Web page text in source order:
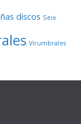
discos Seix
Virumbrales